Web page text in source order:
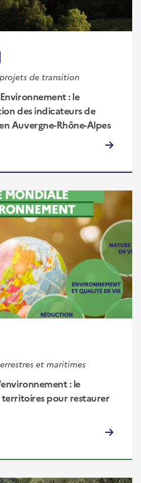
de transition
: le
des indicateurs de
Auvergne-Rhône-Alpes
et maritimes
: le
territoires pour restaurer